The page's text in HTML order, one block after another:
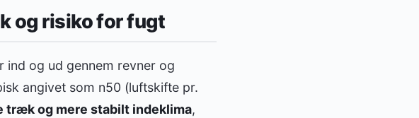
og risiko for fugt
og ud gennem revner og
angivet som n50 (luftskifte pr.
træk og mere stabilt indeklima,